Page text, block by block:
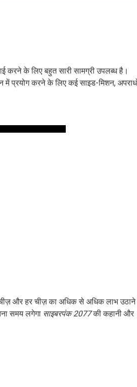
करने के लिए बहुत सारी सामग्री उपलब्ध है।
में प्रयोग करने के लिए कई साइड-मिशन,
और हर चीज़ का अधिक से अधिक लाभ उठाने
समय लगेगा साइबरपंक 2077की कहानी और